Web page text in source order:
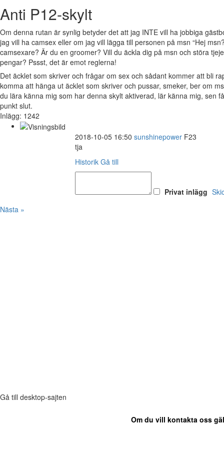
Anti P12-skylt
Om denna rutan är synlig betyder det att jag INTE vill ha jobbiga
jag vill ha camsex eller om jag vill lägga till personen på msn “Hej
camsexare? Är du en groomer? Vill du äckla dig på msn och störa
pengar? Pssst, det är emot reglerna!
Det äcklet som skriver och frågar om sex och sådant kommer att bli
komma att hänga ut äcklet som skriver och pussar, smeker, ber om
du lära känna mig som har denna skylt aktiverad, lär känna mig,
punkt slut.
Inlägg: 1242
2018-10-05 16:50 sunshinepower F23
tja
Historik Gå till
Privat inlägg
Nästa »
Gå till desktop-sajten
Om du vill kontakta oss